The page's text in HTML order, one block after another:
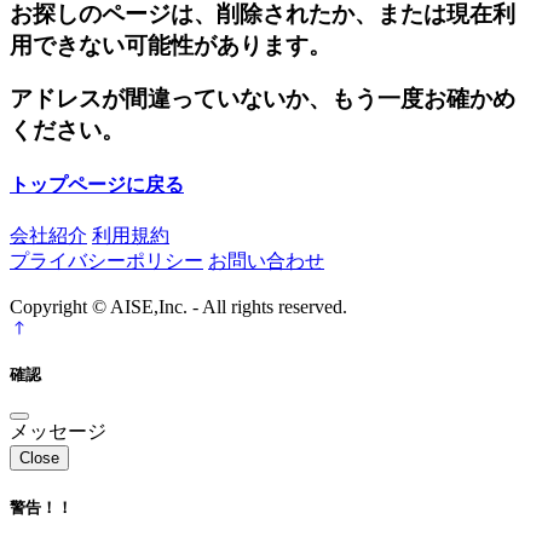
お探しのページは、削除されたか、または現在利
用できない可能性があります。
アドレスが間違っていないか、もう一度お確かめ
ください。
トップページに戻る
会社紹介 利用規約
プライバシーポリシー お問い合わせ
Copyright © AISE,Inc. - All rights reserved.
確認
メッセージ
Close
警告！！